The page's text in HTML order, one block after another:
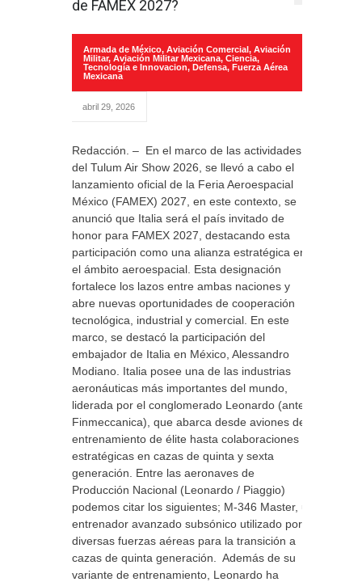
de FAMEX 2027?
Armada de México, Aviación Comercial, Aviación
Militar, Aviación Militar Mexicana, Ciencia,
Tecnología e Innovacion, Defensa, Fuerza Aérea
Mexicana
abril 29, 2026
Redacción. – En el marco de las actividades
del Tulum Air Show 2026, se llevó a cabo el
lanzamiento oficial de la Feria Aeroespacial
México (FAMEX) 2027, en este contexto, se
anunció que Italia será el país invitado de
honor para FAMEX 2027, destacando esta
participación como una alianza estratégica en
el ámbito aeroespacial. Esta designación
fortalece los lazos entre ambas naciones y
abre nuevas oportunidades de cooperación
tecnológica, industrial y comercial. En este
marco, se destacó la participación del
embajador de Italia en México, Alessandro
Modiano. Italia posee una de las industrias
aeronáuticas más importantes del mundo,
liderada por el conglomerado Leonardo (antes
Finmeccanica), que abarca desde aviones de
entrenamiento de élite hasta colaboraciones
estratégicas en cazas de quinta y sexta
generación. Entre las aeronaves de
Producción Nacional (Leonardo / Piaggio)
podemos citar los siguientes; M-346 Master, un
entrenador avanzado subsónico utilizado por
diversas fuerzas aéreas para la transición a
cazas de quinta generación. Además de su
variante de entrenamiento, Leonardo ha